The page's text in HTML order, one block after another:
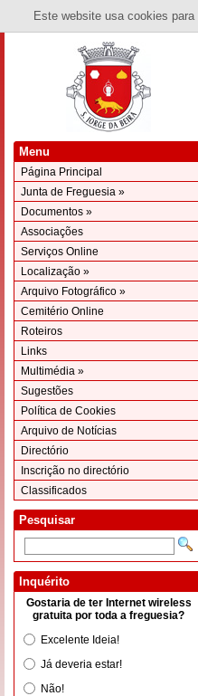
Este website usa cookies
Menu
Página Principal
Junta de Freguesia »
Documentos »
Associações
Serviços Online
Localização »
Arquivo Fotográfico »
Cemitério Online
Roteiros
Links
Multimédia »
Sugestões
Política de Cookies
Arquivo de Notícias
Directório
Inscrição no directório
Classificados
Pesquisar
Inquérito
Gostaria de ter Internet wireless
gratuita por toda a freguesia?
Excelente Ideia!
Já deveria estar!
Não!